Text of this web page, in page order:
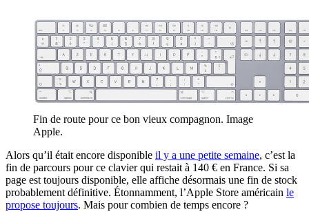
Fin de route pour ce bon vieux compagnon. Image
Apple.
Alors qu’il était encore disponible il y a une petite semaine, c’est la
fin de parcours pour ce clavier qui restait à 140 € en France. Si sa
page est toujours disponible, elle affiche désormais une fin de stock
probablement définitive. Étonnamment, l’Apple Store américain le
propose toujours. Mais pour combien de temps encore ?